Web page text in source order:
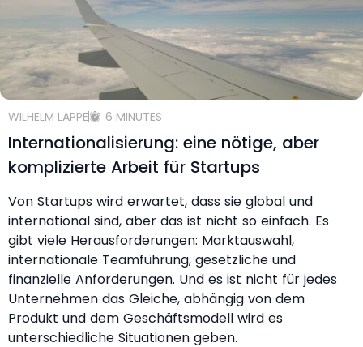
WILHELM LAPPE 6 MINUTES
Internationalisierung: eine nötige, aber
komplizierte Arbeit für Startups
Von Startups wird erwartet, dass sie global und
international sind, aber das ist nicht so einfach. Es
gibt viele Herausforderungen: Marktauswahl,
internationale Teamführung, gesetzliche und
finanzielle Anforderungen. Und es ist nicht für jedes
Unternehmen das Gleiche, abhängig von dem
Produkt und dem Geschäftsmodell wird es
unterschiedliche Situationen geben.